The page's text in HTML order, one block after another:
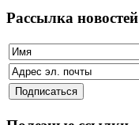
Рассылка новостей